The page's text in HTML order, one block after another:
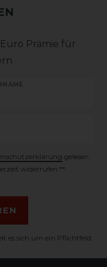
Prämie für
gelesen
widerrufen.**
es sich um ein Pflichtfeld.